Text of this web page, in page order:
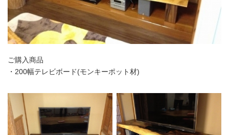
ご購入商品
・200幅テレビボード(モンキーポット材)